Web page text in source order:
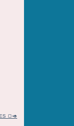
🍞🥑